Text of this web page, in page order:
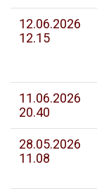
12.06.2026
12.15
11.06.2026
20.40
28.05.2026
11.08